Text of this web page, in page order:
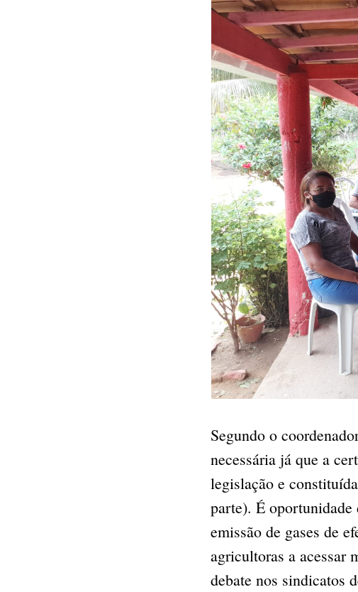
Segundo o
necessária já que a
legislação e
parte). É
emissão de gases de
agricultoras a acessar
debate nos sindicatos